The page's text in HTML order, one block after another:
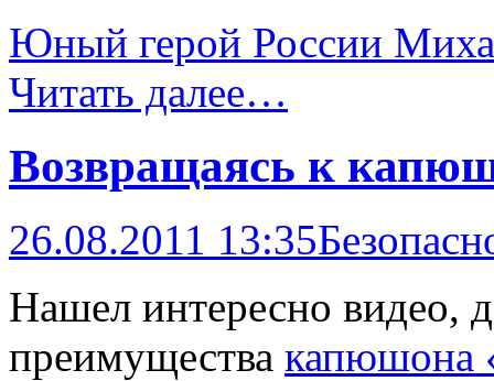
Юный герой России
Читать далее…
Возвращаясь к
26.08.2011 13:35
Нашел интересно видео,
преимущества капюшона